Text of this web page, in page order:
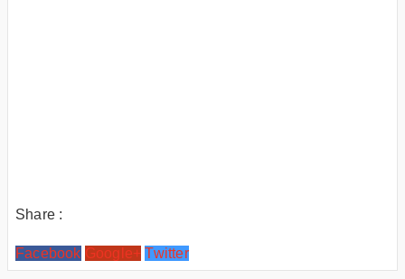
Share :
Facebook Google+ Twitter